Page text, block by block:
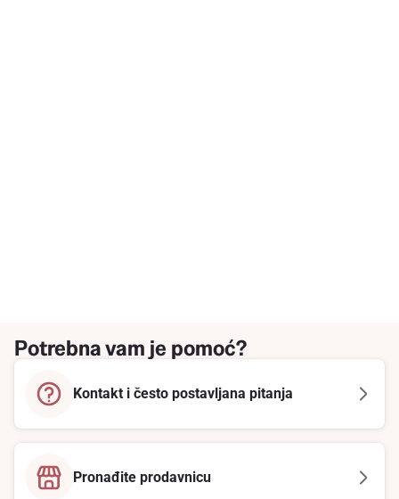
Potrebna vam je pomoć?
Kontakt i često postavljana pitanja
Pronađite prodavnicu